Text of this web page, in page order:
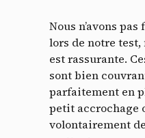
Nous n’avons
lors de notre
est rassurante.
sont bien
parfaitement en
petit accrochage
volontairement